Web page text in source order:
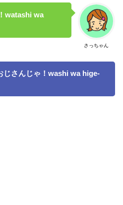
さっちゃん
watashi wa
じさんじゃ！washi wa hige-